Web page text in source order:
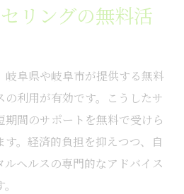
リングの無料活
岐阜県や岐阜市が提供する無料
利用が有効です。こうしたサ
間のサポートを無料で受けら
。経済的負担を抑えつつ、自
ヘルスの専門的なアドバイス